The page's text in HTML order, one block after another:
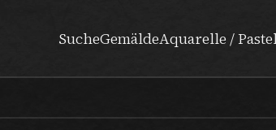
SucheGemäldeAquarelle /